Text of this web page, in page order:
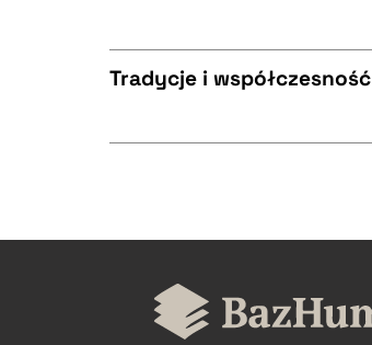
BIBTEX
Tradycje i współczesność